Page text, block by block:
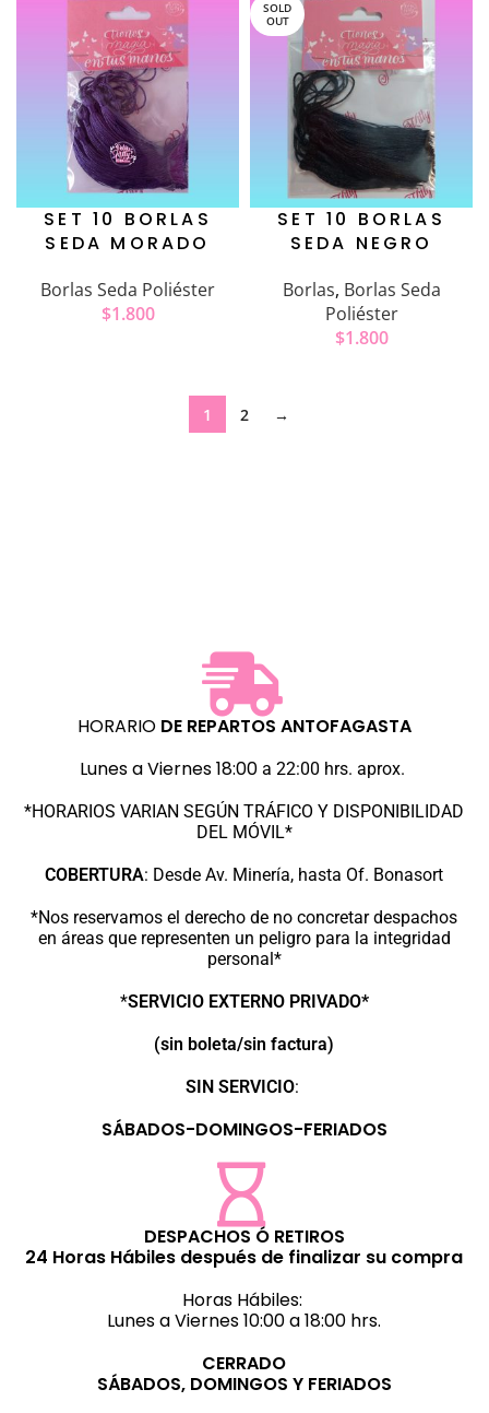
SET 10 BORLAS
SEDA MORADO
Borlas Seda Poliéster
$1.800
SOLD
OUT
SET 10 BORLAS
SEDA NEGRO
Borlas, Borlas Seda
Poliéster
$1.800
1 2 →
HORARIODE REPARTOS ANTOFAGASTA
Lunes a Viernes 18:00a 22:00 hrs. aprox.
*HORARIOS VARIAN SEGÚN TRÁFICO Y DISPONIBILIDAD
DEL MÓVIL*
COBERTURA: Desde Av. Minería, hasta Of. Bonasort
*Nos reservamos el derecho de no concretar despachos
en áreas que representen un peligro para la integridad
personal*
*SERVICIO EXTERNO PRIVADO*
(sin boleta/sin factura)
SIN SERVICIO:
SÁBADOS-DOMINGOS-FERIADOS
DESPACHOS Ó RETIROS
24 Horas Hábiles después de finalizar su compra
Horas Hábiles:
Lunes a Viernes 10:00 a 18:00 hrs.
CERRADO
SÁBADOS, DOMINGOS Y FERIADOS